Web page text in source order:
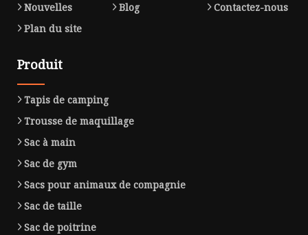
Nouvelles
Blog
Contactez-nous
Plan du site
Produit
Tapis de camping
Trousse de maquillage
Sac à main
Sac de gym
Sacs pour animaux de compagnie
Sac de taille
Sac de poitrine